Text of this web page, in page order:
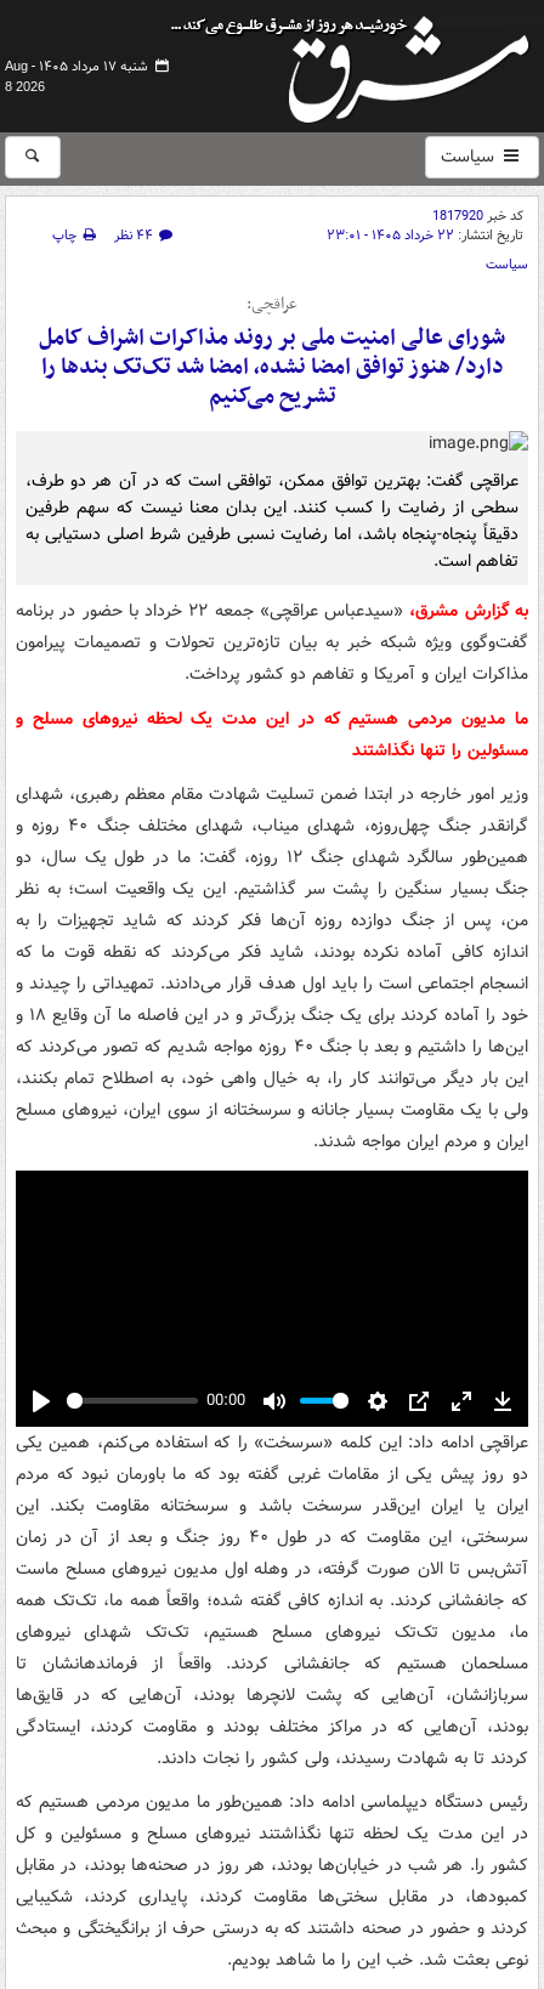
شنبه ۱۷ مرداد ۱۴۰۵ -
Aug
8 2026
سیاست
کد خبر1817920
تاریخ انتشار: ۲۲ خرداد ۱۴۰۵ - ۲۳:۰۱ ۴۴ نظر
چاپ
سیاست
عراقچی:
شورای عالی امنیت ملی بر روند مذاکرات اشراف کامل
دارد/ هنوز توافق امضا نشده، امضا شد تک‌تک بندها را
تشریح می‌کنیم
عراقچی گفت: بهترین توافق ممکن، توافقی است که در آن هر دو طرف،
سطحی از رضایت را کسب کنند. این بدان معنا نیست که سهم طرفین
دقیقاً پنجاه-پنجاه باشد، اما رضایت نسبی طرفین شرط اصلی دستیابی به
تفاهم است.
به گزارش مشرق،
«سیدعباس عراقچی» جمعه ۲۲ خرداد با حضور در برنامه
گفت‌وگوی ویژه شبکه خبر به بیان تازه‌ترین تحولات و تصمیمات پیرامون
مذاکرات ایران و آمریکا و تفاهم دو کشور پرداخت.
ما مدیون مردمی هستیم که در این مدت یک لحظه نیروهای مسلح و
مسئولین را تنها نگذاشتند
وزیر امور خارجه در ابتدا ضمن تسلیت شهادت مقام معظم رهبری، شهدای
گرانقدر جنگ چهل‌روزه، شهدای میناب، شهدای مختلف جنگ ۴۰ روزه و
همین‌طور سالگرد شهدای جنگ ۱۲ روزه، گفت: ما در طول یک سال، دو
جنگ بسیار سنگین را پشت سر گذاشتیم. این یک واقعیت است؛ به نظر
من، پس از جنگ دوازده روزه آن‌ها فکر کردند که شاید تجهیزات را به
اندازه کافی آماده نکرده بودند، شاید فکر می‌کردند که نقطه قوت ما که
انسجام اجتماعی است را باید اول هدف قرار می‌دادند. تمهیداتی را چیدند و
خود را آماده کردند برای یک جنگ بزرگ‌تر و در این فاصله ما آن وقایع ۱۸ و
این‌ها را داشتیم و بعد با جنگ ۴۰ روزه مواجه شدیم که تصور می‌کردند که
این بار دیگر می‌توانند کار را، به خیال واهی خود، به اصطلاح تمام بکنند،
ولی با یک مقاومت بسیار جانانه و سرسختانه از سوی ایران، نیروهای مسلح
ایران و مردم ایران مواجه شدند.
Play
00:00
Mute Settings
PIP Enter
fullscreen
عراقچی ادامه داد: این کلمه «سرسخت» را که استفاده می‌کنم، همین یکی
دو روز پیش یکی از مقامات غربی گفته بود که ما باورمان نبود که مردم
ایران یا ایران این‌قدر سرسخت باشد و سرسختانه مقاومت بکند. این
سرسختی، این مقاومت که در طول ۴۰ روز جنگ و بعد از آن در زمان
آتش‌بس تا الان صورت گرفته، در وهله اول مدیون نیروهای مسلح ماست
که جانفشانی کردند. به اندازه کافی گفته شده؛ واقعاً همه ما، تک‌تک همه
ما، مدیون تک‌تک نیروهای مسلح هستیم، تک‌تک شهدای نیروهای
مسلحمان هستیم که جانفشانی کردند. واقعاً از فرماندهانشان تا
سربازانشان، آن‌هایی که پشت لانچرها بودند، آن‌هایی که در قایق‌ها
بودند، آن‌هایی که در مراکز مختلف بودند و مقاومت کردند، ایستادگی
کردند تا به شهادت رسیدند، ولی کشور را نجات دادند.
رئیس دستگاه دیپلماسی ادامه داد: همین‌طور ما مدیون مردمی هستیم که
در این مدت یک لحظه تنها نگذاشتند نیروهای مسلح و مسئولین و کل
کشور را. هر شب در خیابان‌ها بودند، هر روز در صحنه‌ها بودند، در مقابل
کمبودها، در مقابل سختی‌ها مقاومت کردند، پایداری کردند، شکیبایی
کردند و حضور در صحنه داشتند که به درستی حرف از برانگیختگی و مبحث
نوعی بعثت شد. خب این را ما شاهد بودیم.